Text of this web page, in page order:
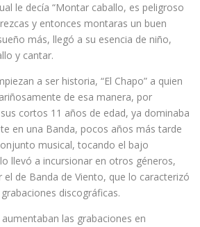
le decía “Montar caballo, es peligroso
y entonces montaras un buen
más, llegó a su esencia de niño,
y cantar.
a ser historia, “El Chapo” a quien
de esa manera, por
cortos 11 años de edad, ya dominaba
en una Banda, pocos años más tarde
musical, tocando el bajo
llevó a incursionar en otros géneros,
de Banda de Viento, que lo caracterizó
discográficas.
las grabaciones en